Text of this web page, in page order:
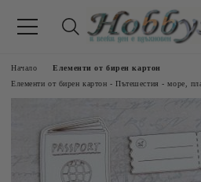
Начало
Елементи от бирен картон
Елементи от бирен картон - Пътешестия - море,